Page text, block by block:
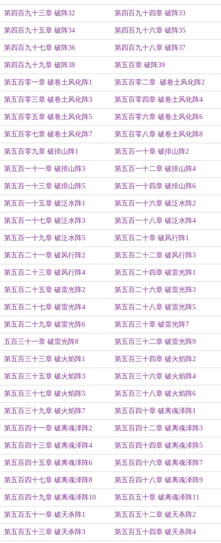
第四百九十三章 破阵32 第四百九十四章 破阵33
第四百九十五章 破阵34 第四百九十六章 破阵35
第四百九十七章 破阵36 第四百九十八章 破阵37
第四百九十九章 破阵38 第五百章 破阵39
第五百零一章 破卷土风化阵1 第五百零二章 破卷土风化阵2
第五百零三章 破卷土风化阵3 第五百零四章 破卷土风化阵4
第五百零五章 破卷土风化阵5 第五百零六章 破卷土风化阵6
第五百零七章 破卷土风化阵7 第五百零八章 破卷土风化阵8
第五百零九章 破排山阵1 第五百一十章 破排山阵2
第五百一十一章 破排山阵3 第五百一十二章 破排山阵4
第五百一十三章 破排山阵5 第五百一十四章 破排山阵6
第五百一十五章 破泛水阵1 第五百一十六章 破泛水阵2
第五百一十七章 破泛水阵3 第五百一十八章 破泛水阵4
第五百一十九章 破泛水阵5 第五百二十章 破风行阵1
第五百二十一章 破风行阵2 第五百二十二章 破风行阵3
第五百二十三章 破风行阵4 第五百二十四章 破雷光阵1
第五百二十五章 破雷光阵2 第五百二十六章 破雷光阵3
第五百二十七章 破雷光阵4 第五百二十八章 破雷光阵5
第五百二十九章 破雷光阵6 第五百三十章 破雷光阵7
五百三十一章 破雷光阵8 第五百三十二章 破雷光阵9
第五百三十三章 破火焰阵1 第五百三十四章 破火焰阵2
第五百三十五章 破火焰阵3 第五百三十六章 破火焰阵4
第五百三十七章 破火焰阵5 第五百三十八章 破火焰阵6
第五百三十九章 破火焰阵7 第五百四十章 破离魂泽阵1
第五百四十一章 破离魂泽阵2 第五百四十二章 破离魂泽阵3
第五百四十三章 破离魂泽阵4 第五百四十四章 破离魂泽阵5
第五百四十五章 破离魂泽阵6 第五百四十六章 破离魂泽阵7
第五百四十七章 破离魂泽阵8 第五百四十八章 破离魂泽阵9
第五百四十九章 破离魂泽阵10 第五百五十章 破离魂泽阵11
第五百五十一章 破天杀阵1 第五百五十二章 破天杀阵2
第五百五十三章 破天杀阵3 第五百五十四章 破天杀阵4